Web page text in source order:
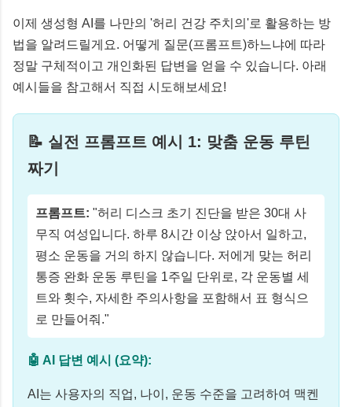
이제 생성형 AI를 나만의 '허리 건강 주치의'로 활용하는 방
법을 알려드릴게요. 어떻게 질문(프롬프트)하느냐에 따라
정말 구체적이고 개인화된 답변을 얻을 수 있습니다. 아래
예시들을 참고해서 직접 시도해보세요!
📝 실전 프롬프트 예시 1: 맞춤 운동 루틴
짜기
프롬프트: "허리 디스크 초기 진단을 받은 30대 사
무직 여성입니다. 하루 8시간 이상 앉아서 일하고,
평소 운동을 거의 하지 않습니다. 저에게 맞는 허리
통증 완화 운동 루틴을 1주일 단위로, 각 운동별 세
트와 횟수, 자세한 주의사항을 포함해서 표 형식으
로 만들어줘."
🤖 AI 답변 예시 (요약):
AI는 사용자의 직업, 나이, 운동 수준을 고려하여 맥켄